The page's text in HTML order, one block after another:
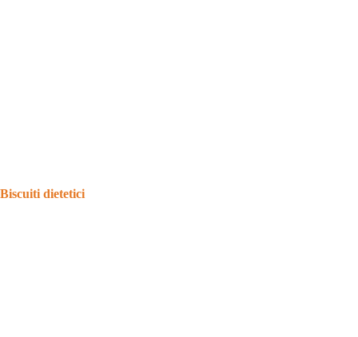
Biscuiti dietetici